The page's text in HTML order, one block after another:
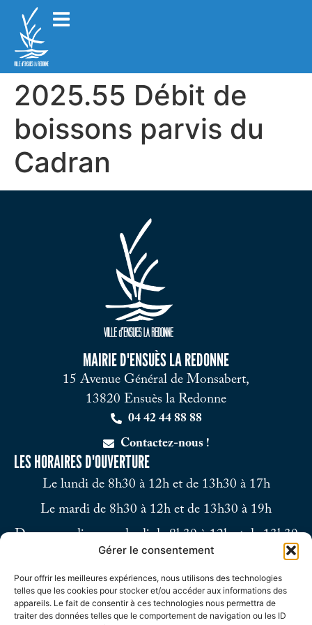
Gérer le consentement
Pour offrir les meilleures expériences, nous utilisons des technologies
telles que les cookies pour stocker et/ou accéder aux informations des
appareils. Le fait de consentir à ces technologies nous permettra de
traiter des données telles que le comportement de navigation ou les ID
2025.55 Débit de
boissons parvis du
Cadran
MAIRIE D'ENSUÈS LA REDONNE
15 Avenue Général de Monsabert,
13820 Ensuès la Redonne
04 42 44 88 88
Contactez-nous !
LES HORAIRES D'OUVERTURE
Le lundi de 8h30 à 12h et de 13h30 à 17h
Le mardi de 8h30 à 12h et de 13h30 à 19h
Du mercredi au vendredi de 8h30 à 12h et de 13h30
Le samedi de 9h à 12h